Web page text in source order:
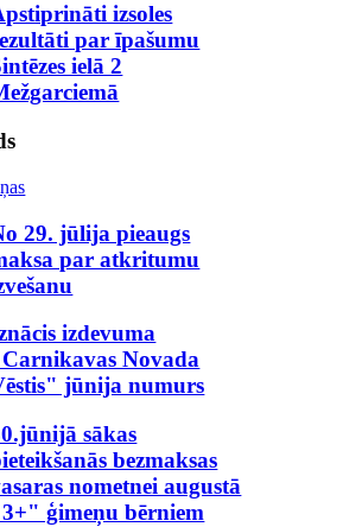
izsoles
par īpašumu
ielā 2
29. jūlija pieaugs
par atkritumu
izdevuma
Novada
jūnija numurs
sākas
bezmaksas
nometnei augustā
ģimeņu bērniem